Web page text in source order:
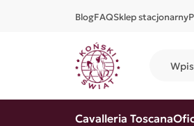
BlogFAQSklep stacjonarny
Cavalleria Toscana